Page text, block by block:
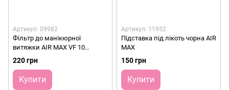
Артикул: 09982
Фільтр до манікюрної
витяжки AIR MAX VF 10
Tornado, NF11, VF12
220 грн
Купити
Артикул: 11952
Підставка під лікоть чорна AIR
MAX
150 грн
Купити